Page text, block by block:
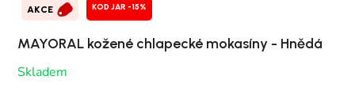
AKCE KOD JAR -15%
MAYORAL kožené chlapecké mokasíny - Hnědá
Skladem